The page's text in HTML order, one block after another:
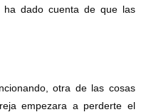
dado cuenta de que las
otra de las cosas
empezara a perderte el